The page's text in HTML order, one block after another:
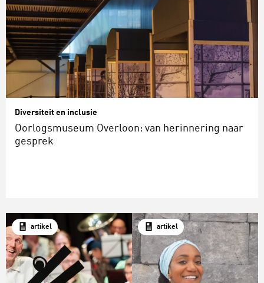
Diversiteit en inclusie
Oorlogsmuseum Overloon: van herinnering naar
gesprek
artikel artikel